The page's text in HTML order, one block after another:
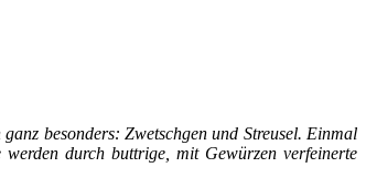
besonders: Zwetschgen und Streusel. Einmal
durch buttrige, mit Gewürzen verfeinerte